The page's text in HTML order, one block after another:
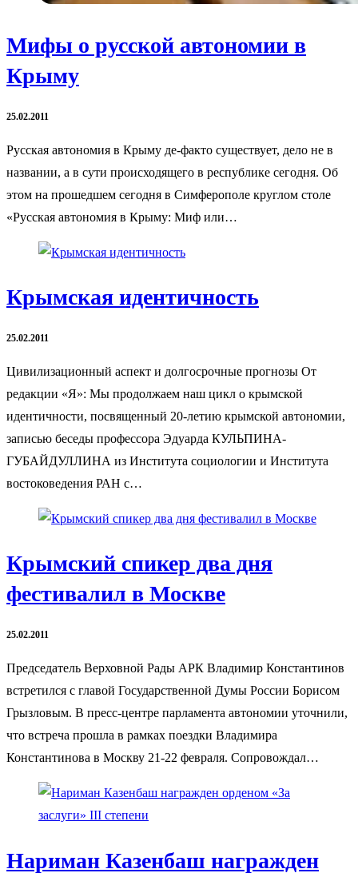
Мифы о русской автономии в
Крыму
25.02.2011
Русская автономия в Крыму де-факто существует, дело не в
названии, а в сути происходящего в республике сегодня. Об
этом на прошедшем сегодня в Симферополе круглом столе
«Русская автономия в Крыму: Миф или…
Крымская идентичность
25.02.2011
Цивилизационный аспект и долгосрочные прогнозы От
редакции «Я»: Мы продолжаем наш цикл о крымской
идентичности, посвященный 20-летию крымской автономии,
записью беседы профессора Эдуарда КУЛЬПИНА-
ГУБАЙДУЛЛИНА из Института социологии и Института
востоковедения РАН с…
Крымский спикер два дня
фестивалил в Москве
25.02.2011
Председатель Верховной Рады АРК Владимир Константинов
встретился с главой Государственной Думы России Борисом
Грызловым. В пресс-центре парламента автономии уточнили,
что встреча прошла в рамках поездки Владимира
Константинова в Москву 21-22 февраля. Сопровождал…
Нариман Казенбаш награжден